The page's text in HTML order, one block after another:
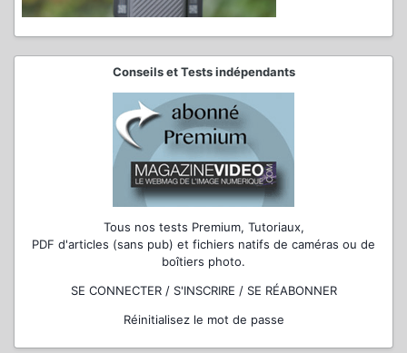
Conseils et Tests indépendants
Tous nos tests Premium, Tutoriaux,
PDF d'articles (sans pub) et fichiers natifs de caméras ou de
boîtiers photo.
SE CONNECTER / S'INSCRIRE / SE RÉABONNER
Réinitialisez le mot de passe